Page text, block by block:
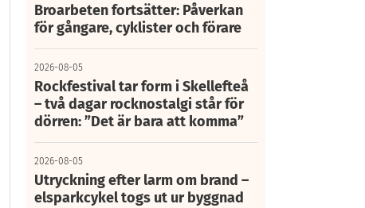
Broarbeten fortsätter: Påverkan
för gångare, cyklister och förare
2026-08-05
Rockfestival tar form i Skellefteå
– två dagar rocknostalgi står för
dörren: ”Det är bara att komma”
2026-08-05
Utryckning efter larm om brand –
elsparkcykel togs ut ur byggnad